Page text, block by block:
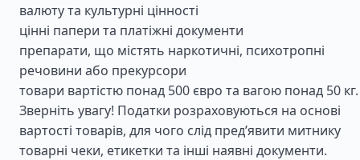
валюту та культурні цінності
цінні папери та платіжні документи
препарати, що містять наркотичні, психотропні
речовини або прекурсори
товари вартістю понад 500 євро та вагою понад 50 кг.
Зверніть увагу! Податки розраховуються на основі
вартості товарів, для чого слід пред’явити митнику
товарні чеки, етикетки та інші наявні документи.